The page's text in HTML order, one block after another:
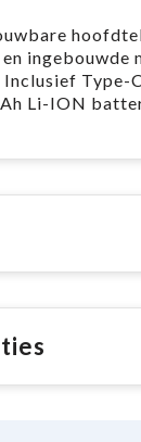
ingebouwde
Inclusief Type-
Li-ION